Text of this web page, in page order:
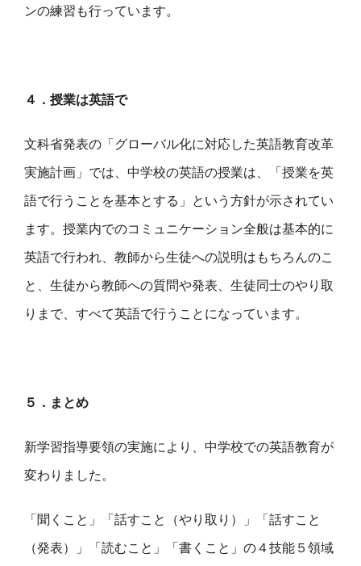
ンの練習も行っています。
４．授業は英語で
文科省発表の「グローバル化に対応した英語教育改革
実施計画」では、中学校の英語の授業は、「授業を英
語で行うことを基本とする」という方針が示されてい
ます。授業内でのコミュニケーション全般は基本的に
英語で行われ、教師から生徒への説明はもちろんのこ
と、生徒から教師への質問や発表、生徒同士のやり取
りまで、すべて英語で行うことになっています。
５．まとめ
新学習指導要領の実施により、中学校での英語教育が
変わりました。
「聞くこと」「話すこと（やり取り）」「話すこと
（発表）」「読むこと」「書くこと」の４技能５領域